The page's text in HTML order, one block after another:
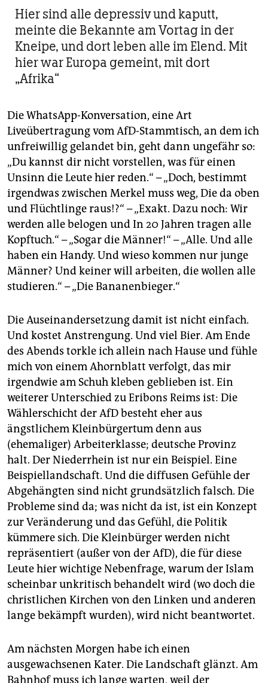
Hier sind alle depressiv und kaputt,
meinte die Bekannte am Vortag in der
Kneipe, und dort leben alle im Elend. Mit
hier war Europa gemeint, mit dort
„Afrika“
Die WhatsApp-Konversation, eine Art
Liveübertragung vom AfD-Stammtisch, an dem ich
unfreiwillig gelandet bin, geht dann ungefähr so:
„Du kannst dir nicht vorstellen, was für einen
Unsinn die Leute hier reden.“ – „Doch, bestimmt
irgendwas zwischen Merkel muss weg, Die da oben
und Flüchtlinge raus!?“ – „Exakt. Dazu noch: Wir
werden alle belogen und In 20 Jahren tragen alle
Kopftuch.“ – „Sogar die Männer!“ – „Alle. Und alle
haben ein Handy. Und wieso kommen nur junge
Männer? Und keiner will arbeiten, die wollen alle
studieren.“ – „Die Bananenbieger.“
Die Auseinandersetzung damit ist nicht einfach.
Und kostet Anstrengung. Und viel Bier. Am Ende
des Abends torkle ich allein nach Hause und fühle
mich von einem Ahornblatt verfolgt, das mir
irgendwie am Schuh kleben geblieben ist. Ein
weiterer Unterschied zu Eribons Reims ist: Die
Wählerschicht der AfD besteht eher aus
ängstlichem Kleinbürgertum denn aus
(ehemaliger) Arbeiterklasse; deutsche Provinz
halt. Der Niederrhein ist nur ein Beispiel. Eine
Beispiellandschaft. Und die diffusen Gefühle der
Abgehängten sind nicht grund­sätzlich falsch. Die
Probleme sind da; was nicht da ist, ist ein Konzept
zur Veränderung und das Gefühl, die Politik
kümmere sich. Die Kleinbürger werden nicht
repräsentiert (außer von der AfD), die für diese
Leute hier wichtige Nebenfrage, ­warum der Islam
scheinbar unkritisch behandelt wird (wo doch die
christlichen Kirchen von den Linken und anderen
lange bekämpft wurden), wird nicht beantwortet.
Am nächsten Morgen habe ich einen
ausgewachsenen ­Kater. Die Landschaft glänzt. Am
Bahnhof muss ich lange warten, weil der